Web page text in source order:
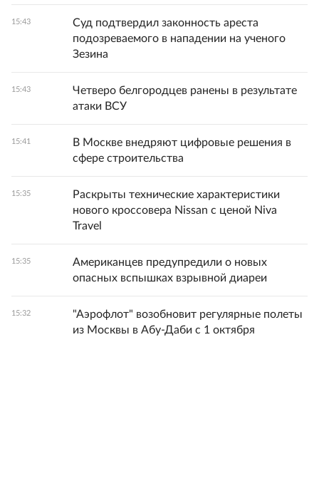
15:43
Суд подтвердил законность ареста
подозреваемого в нападении на ученого
Зезина
15:43
Четверо белгородцев ранены в результате
атаки ВСУ
15:41
В Москве внедряют цифровые решения в
сфере строительства
15:35
Раскрыты технические характеристики
нового кроссовера Nissan с ценой Niva
Travel
15:35
Американцев предупредили о новых
опасных вспышках взрывной диареи
15:32
"Аэрофлот" возобновит регулярные полеты
из Москвы в Абу-Даби с 1 октября